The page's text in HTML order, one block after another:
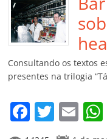
o
o
k
Consultando os textos
presentes na trilogia
F
a
T
w
E
m